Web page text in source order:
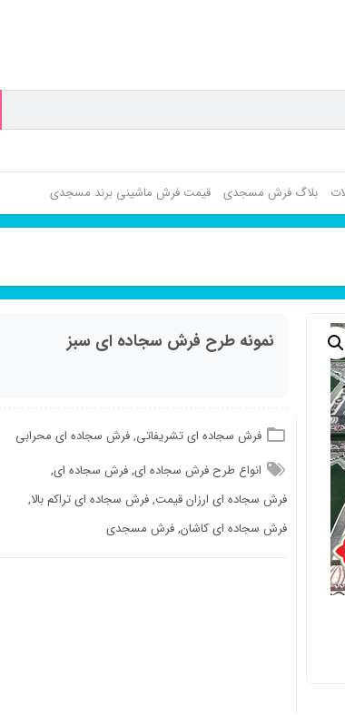
بلاگ فرش مسجدی قیمت فرش ماشینی برند مسجدی
نمونه طرح فرش سجاده ای سبز
فرش سجاده ای تشریفاتی,فرش سجاده ای محرابی
انواع طرح فرش سجاده ای,فرش سجاده ای,
فرش سجاده ای ارزان قیمت,فرش سجاده ای تراکم بالا,
فرش سجاده ای کاشان,فرش مسجدی